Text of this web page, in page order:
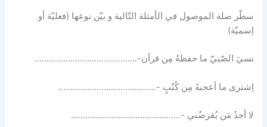
سطّر صلة الموصول في الأمثلة التّالية و بيّن نوعها (فعليّة أو
اِسميّة)
نسيَ الصّبيّ ما حفظهُ مِن قرآن-…………………………………….
اِشترى ما أعجبهُ مِن كُتُبٍ -…………………………………..
لا أجدُ مَن يُقرضُني -……………………………………….